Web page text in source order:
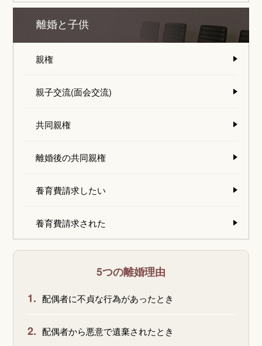
離婚と子供
親権
親子交流(面会交流)
共同親権
離婚後の共同親権
養育費請求したい
養育費請求された
5つの離婚理由
1. 配偶者に不貞な行為があったとき
2. 配偶者から悪意で遺棄されたとき